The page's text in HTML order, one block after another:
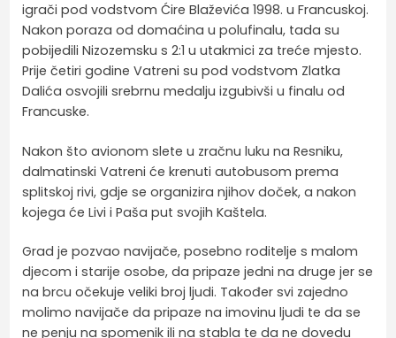
igrači pod vodstvom Ćire Blaževića 1998. u Francuskoj.
Nakon poraza od domaćina u polufinalu, tada su
pobijedili Nizozemsku s 2:1 u utakmici za treće mjesto.
Prije četiri godine Vatreni su pod vodstvom Zlatka
Dalića osvojili srebrnu medalju izgubivši u finalu od
Francuske.
Nakon što avionom slete u zračnu luku na Resniku,
dalmatinski Vatreni će krenuti autobusom prema
splitskoj rivi, gdje se organizira njihov doček, a nakon
kojega će Livi i Paša put svojih Kaštela.
Grad je pozvao navijače, posebno roditelje s malom
djecom i starije osobe, da pripaze jedni na druge jer se
na brcu očekuje veliki broj ljudi. Također svi zajedno
molimo navijače da pripaze na imovinu ljudi te da se
ne penju na spomenik ili na stabla te da ne dovedu